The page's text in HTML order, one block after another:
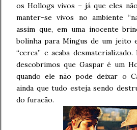
os Hollogs vivos – já que eles
manter-se vivos no ambiente
assim que, em uma inocente
bolinha para Mingus de um jeito
“cerca” e acaba
descobrimos que Gaspar é um
quando ele não pode deixar o
ainda que tudo esteja sendo
do furacão.